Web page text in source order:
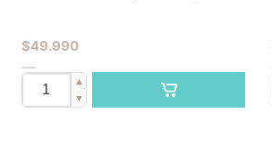
$49.990
▲
▼